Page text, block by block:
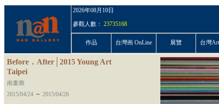
2026年08月10日
參觀人數： 23735168
作品 台灣画 OnLine 展覽 台灣
Before．After│2015 Young Art
Taipei
南畫廊
2015/04/24 ~ 2015/04/26